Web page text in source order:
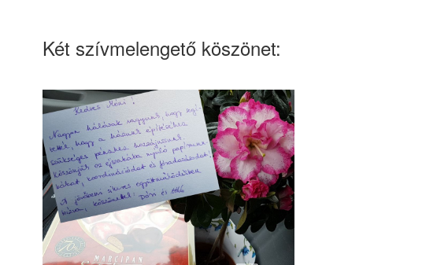
Két szívmelengető köszönet: